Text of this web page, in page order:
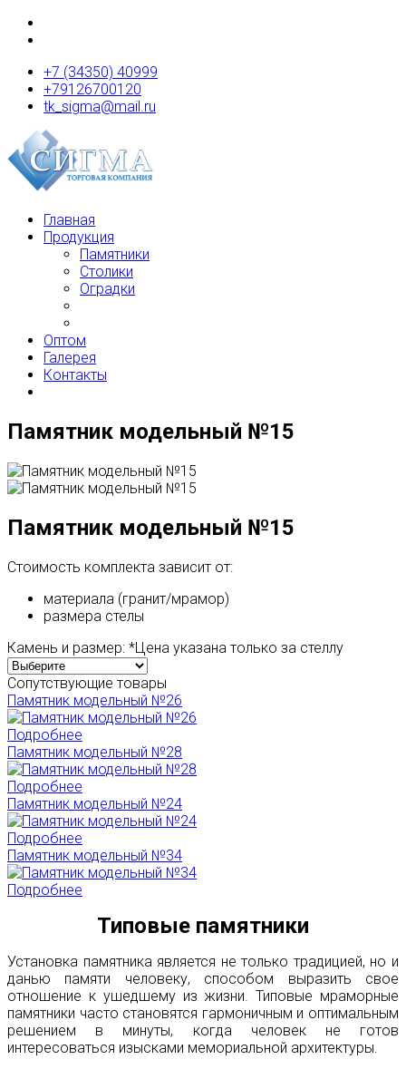
+7 (34350) 40999
+79126700120
tk_sigma@mail.ru
Главная
Продукция
Памятники
Столики
Оградки
Оптом
Галерея
Контакты
Памятник модельный №15
Памятник модельный №15
Стоимость комплекта зависит от:
материала (гранит/мрамор)
размера стелы
Камень и размер: *Цена указана только за стеллу
Сопутствующие товары
Памятник модельный №26
Подробнее
Памятник модельный №28
Подробнее
Памятник модельный №24
Подробнее
Памятник модельный №34
Подробнее
Типовые памятники
Установка памятника является не только традицией, но и
данью памяти человеку, способом выразить свое
отношение к ушедшему из жизни. Типовые мраморные
памятники часто становятся гармоничным и оптимальным
решением в минуты, когда человек не готов
интересоваться изысками мемориальной архитектуры.